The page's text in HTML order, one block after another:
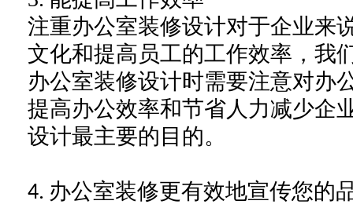
注重办公室装修设计对于企业来
文化和提高员工的工作效率，我
办公室装修设计时需要注意对办
提高办公效率和节省人力减少企
设计最主要的目的。
4. 办公室装修更有效地宣传您的